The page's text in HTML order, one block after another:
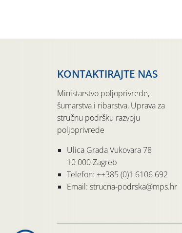
KONTAKTIRAJTE NAS
Ministarstvo poljoprivrede,
šumarstva i ribarstva, Uprava za
stručnu podršku razvoju
poljoprivrede
Ulica Grada Vukovara 78
10 000 Zagreb
Telefon: ++385 (0)1 6106 692
Email: strucna-podrska@mps.hr